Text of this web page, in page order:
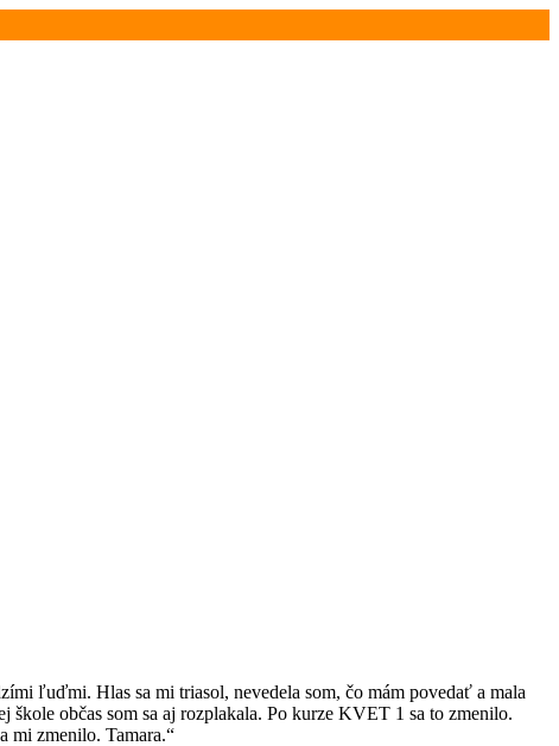
ľuďmi. Hlas sa mi triasol, nevedela som, čo mám povedať a mala
škole občas som sa aj rozplakala. Po kurze KVET 1 sa to zmenilo.
mi zmenilo. Tamara.“